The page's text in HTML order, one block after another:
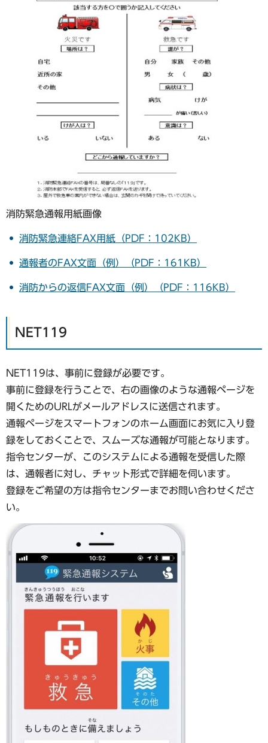
消防緊急通報用紙画像
消防緊急連絡FAX用紙（PDF：102KB）
通報者のFAX文面（例）（PDF：161KB）
消防からの返信FAX文面（例）（PDF：116KB）
NET119
NET119は、事前に登録が必要です。
事前に登録を行うことで、右の画像のような通報ページを
開くためのURLがメールアドレスに送信されます。
通報ページをスマートフォンのホーム画面にお気に入り登
録をしておくことで、スムーズな通報が可能となります。
指令センターが、このシステムによる通報を受信した際
は、通報者に対し、チャット形式で詳細を伺います。
登録をご希望の方は指令センターまでお問い合わせくださ
い。